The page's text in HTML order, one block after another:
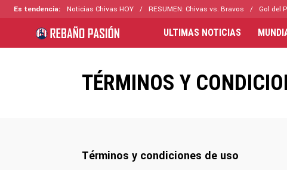
Es tendencia: Noticias Chivas HOY RESUMEN: Chivas vs. Bravos Gol del
ULTIMAS NOTICIAS
TÉRMINOS Y
Términos y condiciones de uso